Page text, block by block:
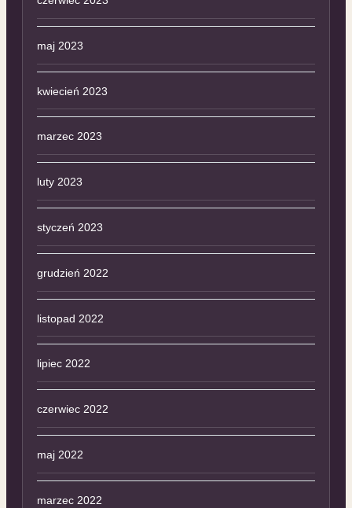
maj 2023
kwiecień 2023
marzec 2023
luty 2023
styczeń 2023
grudzień 2022
listopad 2022
lipiec 2022
czerwiec 2022
maj 2022
marzec 2022